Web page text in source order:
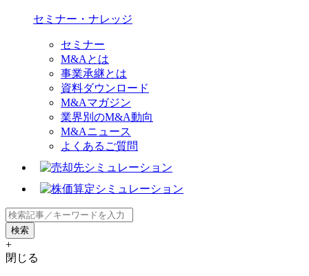
セミナー・ナレッジ
セミナー
M&Aとは
事業承継とは
資料ダウンロード
M&Aマガジン
業界別のM&A動向
M&Aニュース
よくあるご質問
+
閉じる